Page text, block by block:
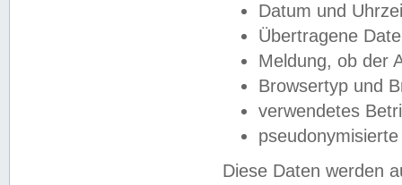
Datum und
Übertragene
Meldung, ob der
Browsertyp und
verwendetes
Diese Daten werden